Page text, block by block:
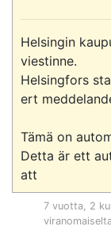
Helsingin
viestinne.
Helsingfors
ert
Tämä on
Detta är ett
att
7 vuotta, 2